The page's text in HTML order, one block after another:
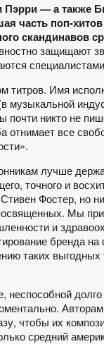
— а также
часть поп-
скандинавов
защищают
Имя
музыкальной
почти никто не
отнимает все
лучше
точного и
Фостер, но
Мы
и
бренда
таких
неспособной
чтобы их
средний